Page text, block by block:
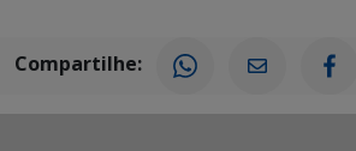
Compartilhe: